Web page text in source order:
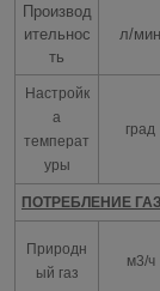
Производ
ительнос
ть
л/мин
Настройк
а
температ
уры
град
ПОТРЕБЛЕНИЕ
Природн
ый газ
м3/ч